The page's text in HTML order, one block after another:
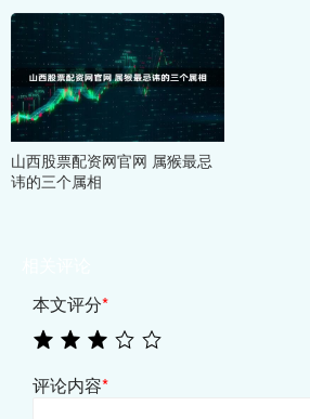
山西股票配资网官网 属猴最忌
讳的三个属相
本文评分*
评论内容*